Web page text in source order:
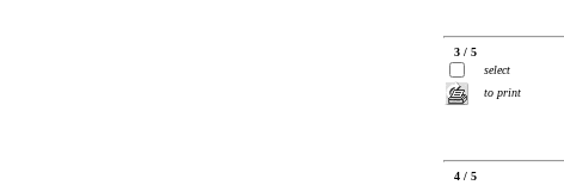
3 / 5
select
to print
4 / 5